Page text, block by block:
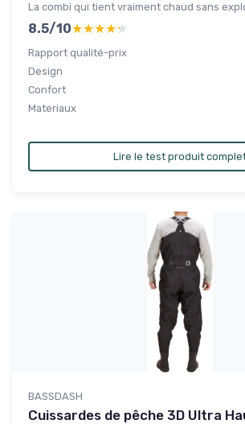
La combi qui tient vraiment chaud sans
8.5/10★★★★★
★★★★★
Rapport qualité-prix
Design
Confort
Materiaux
Lire le test produit
BASSDASH
Cuissardes de pêche 3D Ultra